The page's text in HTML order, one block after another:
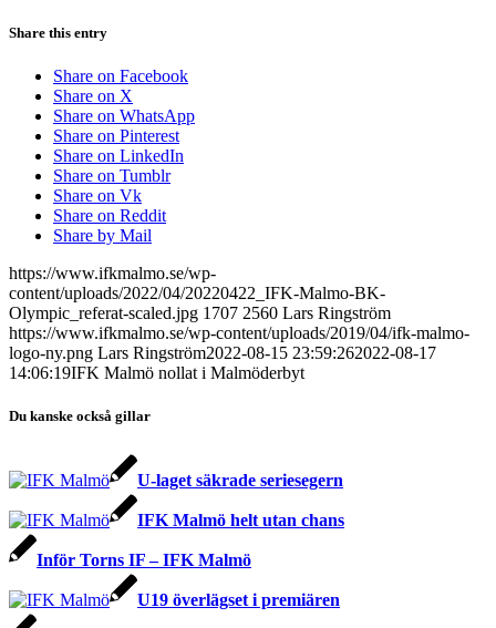
Share this entry
Share on Facebook
Share on X
Share on WhatsApp
Share on Pinterest
Share on LinkedIn
Share on Tumblr
Share on Vk
Share on Reddit
Share by Mail
https://www.ifkmalmo.se/wp-
content/uploads/2022/04/20220422_IFK-Malmo-BK-
Olympic_referat-scaled.jpg 1707 2560 Lars Ringström
https://www.ifkmalmo.se/wp-content/uploads/2019/04/ifk-malmo-
logo-ny.png Lars Ringström2022-08-15 23:59:262022-08-17
14:06:19IFK Malmö nollat i Malmöderbyt
Du kanske också gillar
U-laget säkrade seriesegern
IFK Malmö helt utan chans
Inför Torns IF – IFK Malmö
U19 överlägset i premiären